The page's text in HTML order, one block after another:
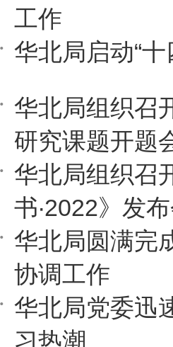
工作
华北局启动“
华北局组织召
研究课题开题
华北局组织召
书·2022》发
华北局圆满完
协调工作
华北局党委迅
习热潮